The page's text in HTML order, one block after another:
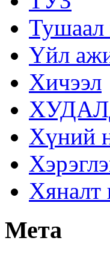
Үйл
Хичээл
Хүний
Хяналт
Мета